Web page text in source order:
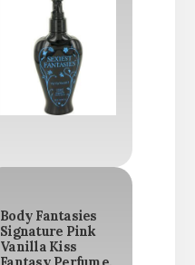
Body Fantasies
Signature Pink
Vanilla Kiss